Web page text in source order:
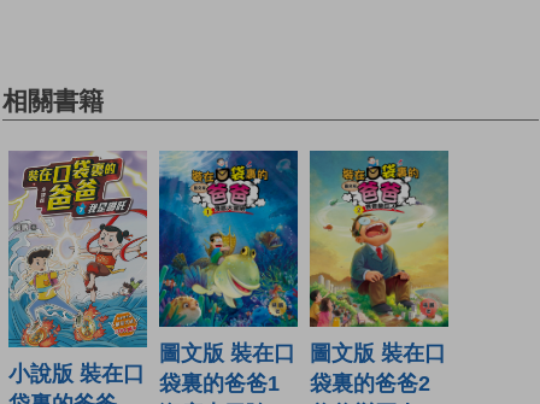
相關書籍
小說版 裝在口
圖文版 裝在口
袋裏的爸爸1
圖文版 裝在口
袋裏的爸爸2